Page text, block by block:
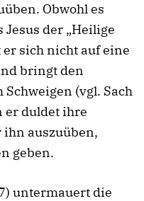
Obwohl es
Jesus der „Heilige
sich nicht auf eine
bringt den
(vgl. Sach
er duldet ihre
ihn auszuüben,
geben.
untermauert die